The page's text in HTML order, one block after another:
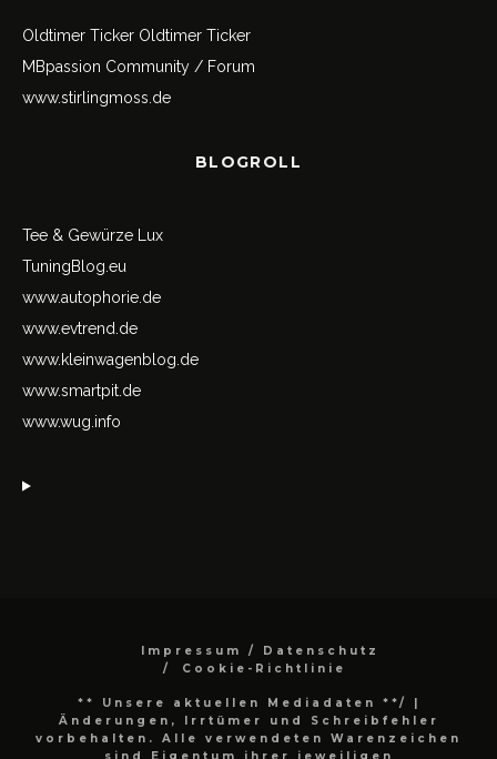
Oldtimer Ticker Oldtimer Ticker
MBpassion Community / Forum
www.stirlingmoss.de
BLOGROLL
Tee & Gewürze Lux
TuningBlog.eu
www.autophorie.de
www.evtrend.de
www.kleinwagenblog.de
www.smartpit.de
www.wug.info
Impressum / Datenschutz
Cookie-Richtlinie
** Unsere aktuellen Mediadaten **/
|
Änderungen, Irrtümer und Schreibfehler
vorbehalten. Alle verwendeten Warenzeichen
sind Eigentum ihrer jeweiligen